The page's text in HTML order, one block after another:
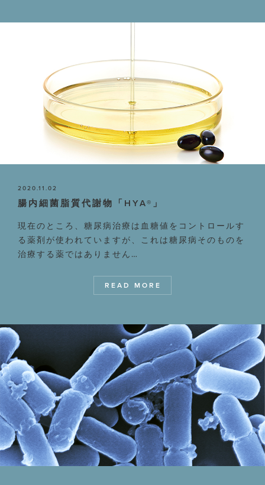
2020.11.02
腸内細菌脂質代謝物「HYA®」
現在のところ、糖尿病治療は血糖値をコントロールす
る薬剤が使われていますが、これは糖尿病そのものを
治療する薬ではありません…
READ MORE